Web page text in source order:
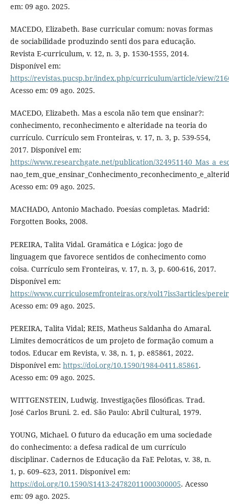
em: 09 ago. 2025.
MACEDO, Elizabeth. Base curricular comum: novas formas
de sociabilidade produzindo senti dos para educação.
Revista E-curriculum, v. 12, n. 3, p. 1530-1555, 2014.
Disponível em:
https://revistas.pucsp.br/index.php/curriculum/article/view/
Acesso em: 09 ago. 2025.
MACEDO, Elizabeth. Mas a escola não tem que ensinar?:
conhecimento, reconhecimento e alteridade na teoria do
currículo. Currículo sem Fronteiras, v. 17, n. 3, p. 539-554,
2017. Disponível em:
https://www.researchgate.net/publication/
Acesso em: 09 ago. 2025.
MACHADO, Antonio Machado. Poesías completas. Madrid:
Forgotten Books, 2008.
PEREIRA, Talita Vidal. Gramática e Lógica: jogo de
linguagem que favorece sentidos de conhecimento como
coisa. Currículo sem Fronteiras, v. 17, n. 3, p. 600-616, 2017.
Disponível em:
https://www.curriculosemfronteiras.org/vol17iss3articles/
Acesso em: 09 ago. 2025.
PEREIRA, Talita Vidal; REIS, Matheus Saldanha do Amaral.
Limites democráticos de um projeto de formação comum a
todos. Educar em Revista, v. 38, n. 1, p. e85861, 2022.
Disponível em: https://doi.org/10.1590/1984-0411.85861 .
Acesso em: 09 ago. 2025.
WITTGENSTEIN, Ludwig. Investigações filosóficas. Trad.
José Carlos Bruni. 2. ed. São Paulo: Abril Cultural, 1979.
YOUNG, Michael. O futuro da educação em uma sociedade
do conhecimento: a defesa radical de um currículo
disciplinar. Cadernos de Educação da FaE Pelotas, v. 38, n.
1, p. 609–623, 2011. Disponível em:
https://doi.org/10.1590/S1413-24782011000300005. Acesso
em: 09 ago. 2025.